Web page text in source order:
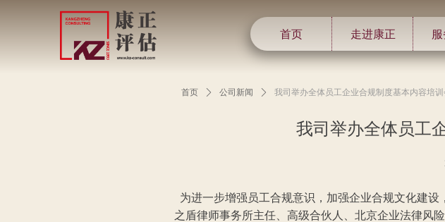
首页 走进康正
我司举办全体员工
首页 ꄲ 公司新闻 ꄲ 我司举办全体员工企业合规制度基本内容培训
为进一步增强员工合规意识，加强企业合规文化建
之盾律师事务所主任、高级合伙人、北京企业法律风